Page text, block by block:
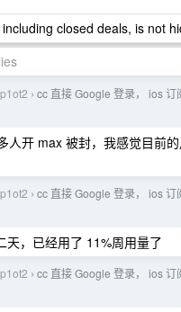
closed deals, is not
› cc 直接 Google 登录， ios 订
人开 max 被封，我感觉目前
› cc 直接 Google 登录， ios 订
天，已经用了 11%周用量了
› cc 直接 Google 登录， ios 订